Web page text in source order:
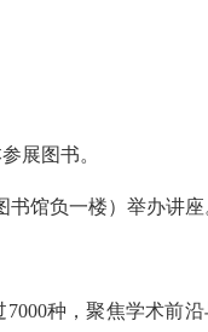
展图书。
馆负一楼）举办讲座
种，聚焦学术前